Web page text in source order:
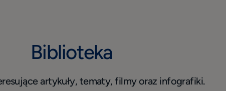
Biblioteka
artykuły, tematy, filmy oraz infografiki.